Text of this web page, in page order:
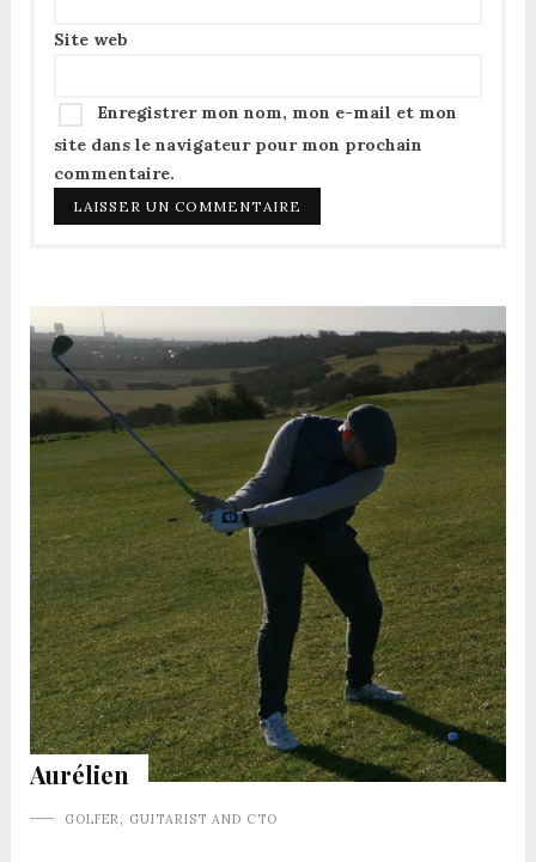
Site web
Enregistrer mon nom, mon e-mail et mon
site dans le navigateur pour mon prochain
commentaire.
Aurélien
GOLFER, GUITARIST AND CTO